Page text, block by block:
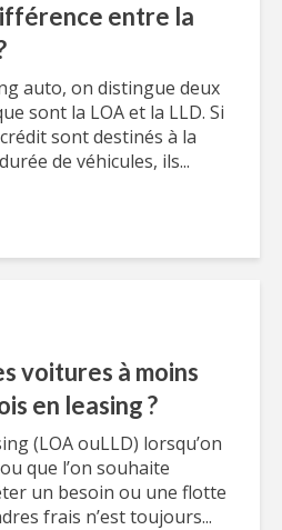
entre la
auto, on distingue deux
sont la LOA et la LLD. Si
sont destinés à la
de véhicules, ils...
voitures à moins
en leasing ?
(LOA ouLLD) lorsqu’on
que l’on souhaite
un besoin ou une flotte
frais n’est toujours...